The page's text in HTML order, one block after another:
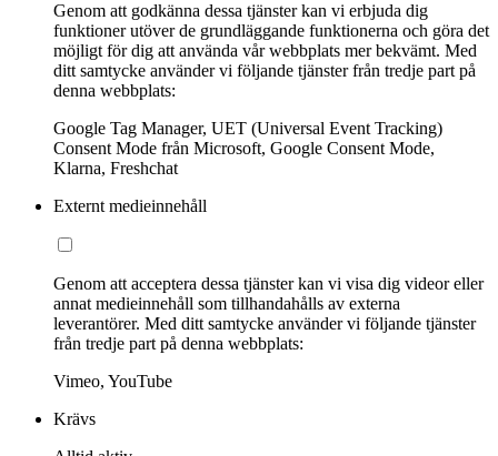
Genom att godkänna dessa tjänster kan vi erbjuda dig
funktioner utöver de grundläggande funktionerna och göra det
möjligt för dig att använda vår webbplats mer bekvämt. Med
ditt samtycke använder vi följande tjänster från tredje part på
denna webbplats:
Google Tag Manager, UET (Universal Event Tracking)
Consent Mode från Microsoft, Google Consent Mode,
Klarna, Freshchat
Externt medieinnehåll
Genom att acceptera dessa tjänster kan vi visa dig videor eller
annat medieinnehåll som tillhandahålls av externa
leverantörer. Med ditt samtycke använder vi följande tjänster
från tredje part på denna webbplats:
Vimeo, YouTube
Krävs